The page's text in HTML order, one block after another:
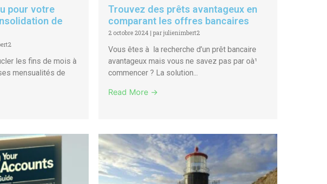
pour votre
de
les fins de mois à
mensualités de
Trouvez des prêts avantageux en
comparant les offres bancaires
2 octobre 2024 |par julienimbert2
Vous êtes à la recherche d’un prêt bancaire
avantageux mais vous ne savez pas par oà¹
commencer ? La solution...
Read More →